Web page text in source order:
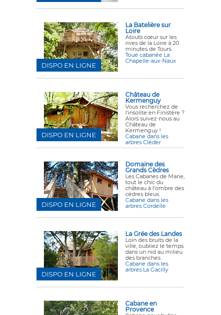
La Batelière sur
Loire
Atouts cœur sur les
rives de la Loire à 20
minutes de Tours.
Toue cabanée La
Chapelle-aux-Naux
DISPO EN LIGNE
Château de
Kermenguy
Vous recherchez de
l'insolite en Finistère ?
Alors suivez-nous au
Château de
Kermenguy !
Cabane dans les
arbres Cléder
DISPO EN LIGNE
Domaine des
Grands Cèdres
Les Cabanes de Marie,
tout le chic du
château à l'ombre des
cèdres bleus.
Cabane dans les
arbres Cordelle
DISPO EN LIGNE
La Grée des Landes
Loin des bruits de la
ville, oubliez le temps
dans un nid au milieu
des branches.
Cabane dans les
arbres La Gacilly
DISPO EN LIGNE
Cabane en
Provence